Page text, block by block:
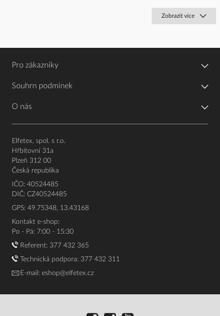
Zobrazit více
Pro zákazníky
Souhrn podmínek
O nás
Elfetex, spol. s r.o.
Hřbitovní 31a
Plzeň 312 00
Česká republika
IČO: 40524485
DIČ: CZ40524485
GPS: 49.75348, 13.43168
Kontakt e-shop:
Po - Pá: 7:00 - 15:30
Referent: 377 432 365
Technická podpora: 377 432 311
E-mail: eshop@elfetex.cz